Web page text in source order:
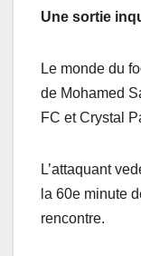
Une sortie
Le monde du
de Mohamed
FC et Crystal
L’attaquant
la 60e minute
rencontre.